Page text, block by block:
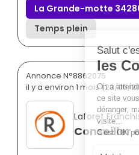
La Grande-motte
Temps plein
Annonce N°8862075
il y a environ 1 mois (23/06/
Laforet
Conseiller